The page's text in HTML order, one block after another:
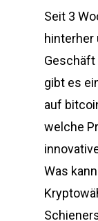
Seit 3
hinterher
Geschäft
gibt es
auf
welche
Was